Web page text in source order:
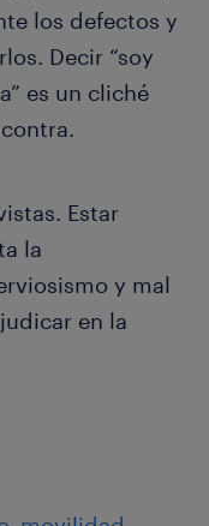
los defectos y
Decir “soy
es un cliché
Estar
la
y mal
en la